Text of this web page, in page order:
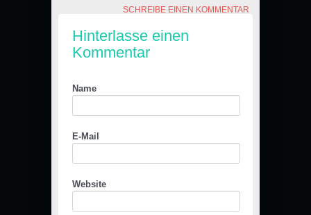
SCHREIBE EINEN KOMMENTAR
Hinterlasse einen
Kommentar
Name
E-Mail
Website